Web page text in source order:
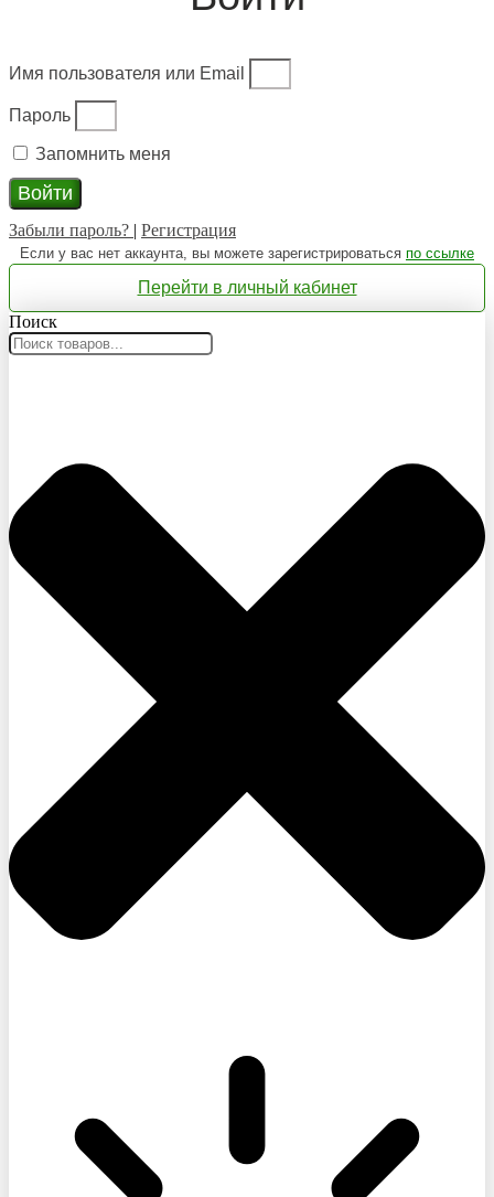
Имя пользователя или Email
Пароль
Запомнить меня
Войти
Забыли пароль? | Регистрация
Если у вас нет аккаунта, вы можете зарегистрироваться по ссылке
Перейти в личный кабинет
Поиск